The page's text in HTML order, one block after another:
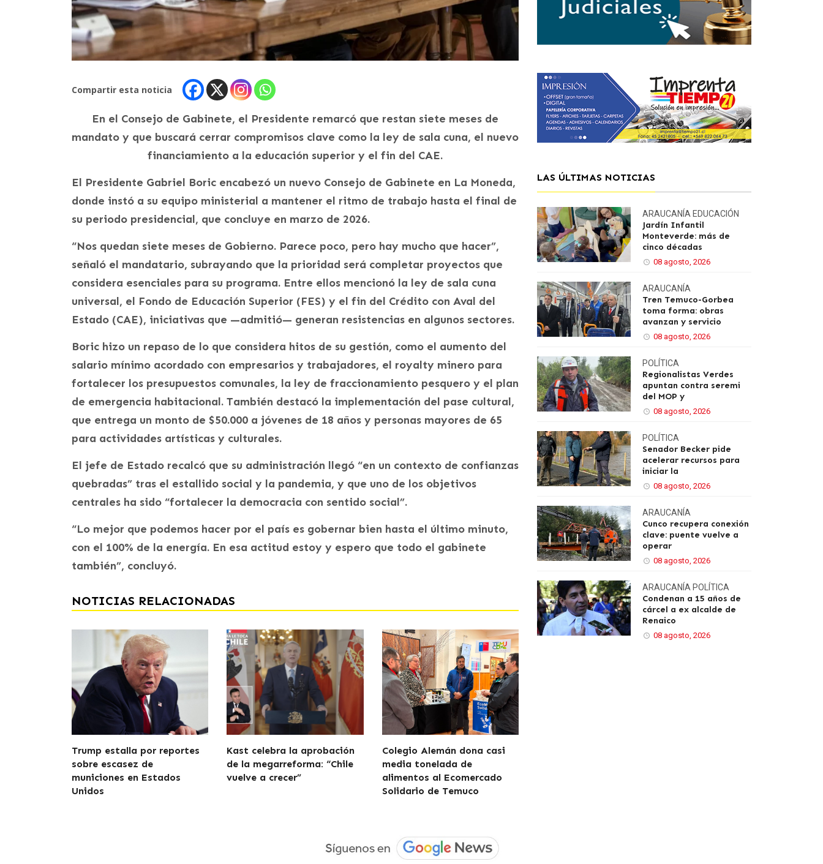
Compartir esta noticia
En el Consejo de Gabinete, el Presidente remarcó que restan siete meses de
mandato y que buscará cerrar compromisos clave como la ley de sala cuna, el nuevo
financiamiento a la educación superior y el fin del CAE.
El Presidente Gabriel Boric encabezó un nuevo Consejo de Gabinete en La Moneda,
donde instó a su equipo ministerial a mantener el ritmo de trabajo hasta el final de
su periodo presidencial, que concluye en marzo de 2026.
“Nos quedan siete meses de Gobierno. Parece poco, pero hay mucho que hacer”,
señaló el mandatario, subrayando que la prioridad será completar proyectos que
considera esenciales para su programa. Entre ellos mencionó la ley de sala cuna
universal, el Fondo de Educación Superior (FES) y el fin del Crédito con Aval del
Estado (CAE), iniciativas que —admitió— generan resistencias en algunos sectores.
Boric hizo un repaso de lo que considera hitos de su gestión, como el aumento del
salario mínimo acordado con empresarios y trabajadores, el royalty minero para
fortalecer los presupuestos comunales, la ley de fraccionamiento pesquero y el plan
de emergencia habitacional. También destacó la implementación del pase cultural,
que entrega un monto de $50.000 a jóvenes de 18 años y personas mayores de 65
para actividades artísticas y culturales.
El jefe de Estado recalcó que su administración llegó “en un contexto de confianzas
quebradas” tras el estallido social y la pandemia, y que uno de los objetivos
centrales ha sido “fortalecer la democracia con sentido social”.
“Lo mejor que podemos hacer por el país es gobernar bien hasta el último minuto,
con el 100% de la energía. En esa actitud estoy y espero que todo el gabinete
también”, concluyó.
NOTICIAS RELACIONADAS
Trump estalla por reportes
sobre escasez de
municiones en Estados
Unidos
Kast celebra la aprobación
de la megarreforma: “Chile
vuelve a crecer”
Colegio Alemán dona casi
media tonelada de
alimentos al Ecomercado
Solidario de Temuco
LAS ÚLTIMAS NOTICIAS
ARAUCANÍA EDUCACIÓN
Jardín Infantil
Monteverde: más de
cinco décadas
08 agosto, 2026
ARAUCANÍA
Tren Temuco-Gorbea
toma forma: obras
avanzan y servicio
08 agosto, 2026
POLÍTICA
Regionalistas Verdes
apuntan contra seremi
del MOP y
08 agosto, 2026
POLÍTICA
Senador Becker pide
acelerar recursos para
iniciar la
08 agosto, 2026
ARAUCANÍA
Cunco recupera conexión
clave: puente vuelve a
operar
08 agosto, 2026
ARAUCANÍA POLÍTICA
Condenan a 15 años de
cárcel a ex alcalde de
Renaico
08 agosto, 2026